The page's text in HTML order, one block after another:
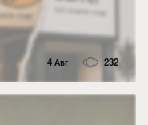
4 Авг 232